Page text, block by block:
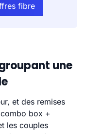
fibre
une
et des remises
box +
les couples